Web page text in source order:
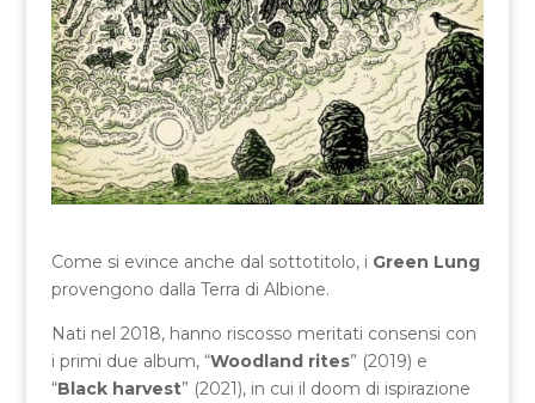
Come si evince anche dal sottotitolo, i Green Lung
provengono dalla Terra di Albione.
Nati nel 2018, hanno riscosso meritati consensi con
i primi due album, “Woodland rites” (2019) e
“Black harvest” (2021), in cui il doom di ispirazione